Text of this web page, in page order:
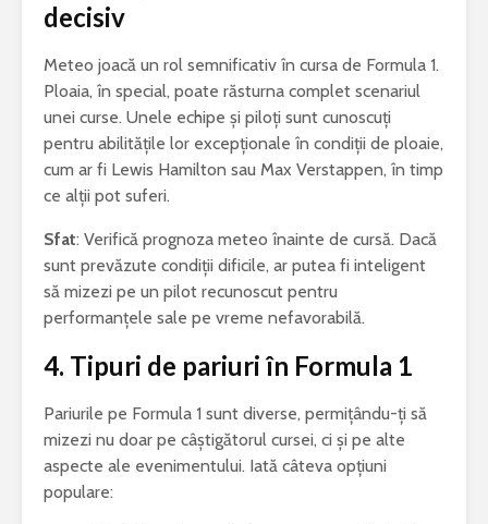
decisiv
Meteo joacă un rol semnificativ în cursa de Formula 1.
Ploaia, în special, poate răsturna complet scenariul
unei curse. Unele echipe și piloți sunt cunoscuți
pentru abilitățile lor excepționale în condiții de ploaie,
cum ar fi Lewis Hamilton sau Max Verstappen, în timp
ce alții pot suferi.
Sfat: Verifică prognoza meteo înainte de cursă. Dacă
sunt prevăzute condiții dificile, ar putea fi inteligent
să mizezi pe un pilot recunoscut pentru
performanțele sale pe vreme nefavorabilă.
4. Tipuri de pariuri în Formula 1
Pariurile pe Formula 1 sunt diverse, permițându-ți să
mizezi nu doar pe câștigătorul cursei, ci și pe alte
aspecte ale evenimentului. Iată câteva opțiuni
populare: